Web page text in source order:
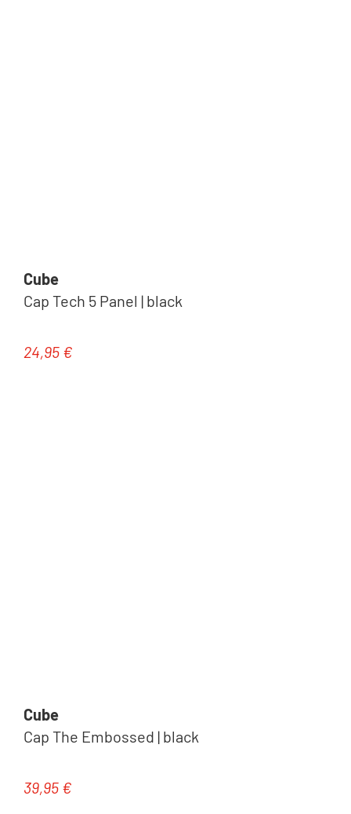
Cube
Cap Tech 5 Panel | black
Regulärer Preis:
24,95 €
Cube
Cap The Embossed | black
Regulärer Preis:
39,95 €